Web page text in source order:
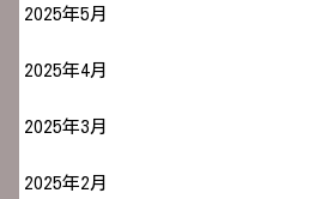
2025年5月
2025年4月
2025年3月
2025年2月